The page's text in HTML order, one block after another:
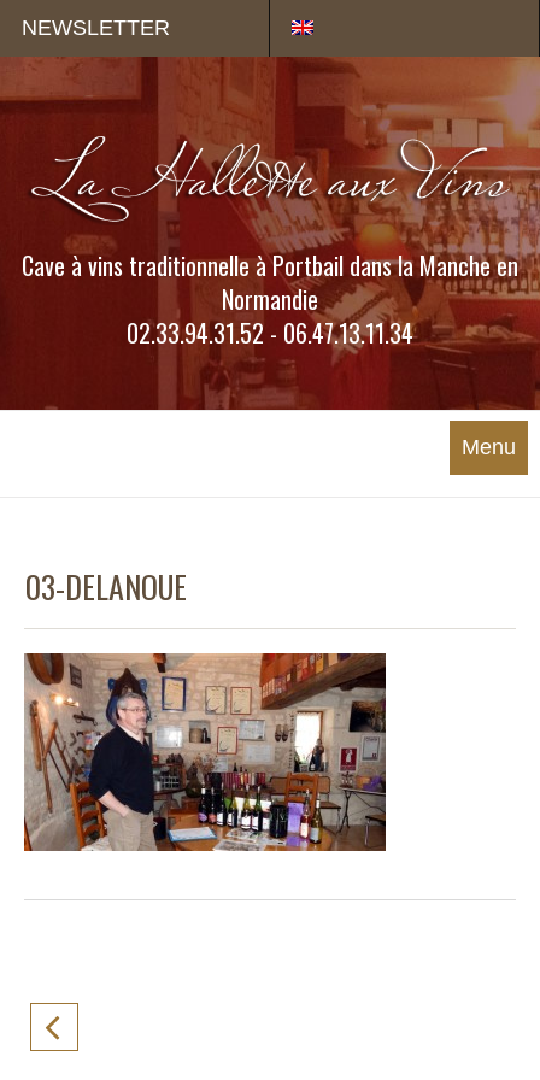
NEWSLETTER
Cave à vins traditionnelle à Portbail dans la Manche en
Normandie
02.33.94.31.52 - 06.47.13.11.34
Menu
03-DELANOUE
Panneau de gestion des cookies